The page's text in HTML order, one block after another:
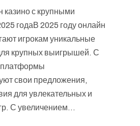
казино с крупными
годаВ 2025 году онлайн
игрокам уникальные
крупных выигрышей. С
свои предложения,
для увлекательных и
С увеличением...